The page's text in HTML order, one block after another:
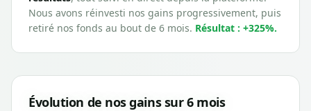
Nous avons réinvesti nos gains progressivement, puis
retiré nos fonds au bout de 6 mois. Résultat : +325%.
Évolution de nos gains sur 6 mois